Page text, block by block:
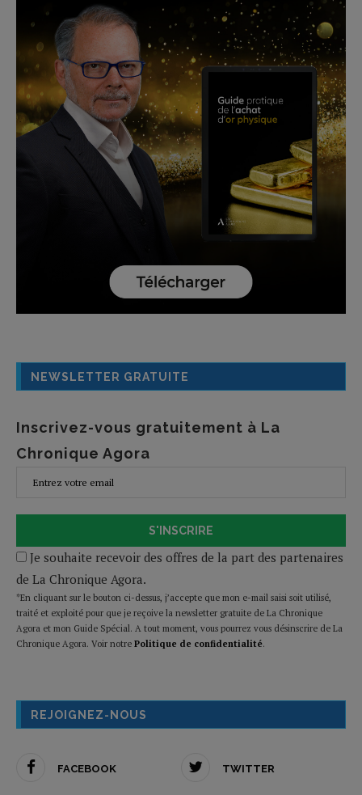
NEWSLETTER GRATUITE
Inscrivez-vous gratuitement à La
Chronique Agora
S'INSCRIRE
Je souhaite recevoir des offres de la part des partenaires
de La Chronique Agora.
*En cliquant sur le bouton ci-dessus, j’accepte que mon e-mail saisi soit utilisé,
traité et exploité pour que je reçoive la newsletter gratuite de La Chronique
Agora et mon Guide Spécial. A tout moment, vous pourrez vous désinscrire de La
Chronique Agora. Voir notre Politique de confidentialité.
REJOIGNEZ-NOUS
FACEBOOK TWITTER